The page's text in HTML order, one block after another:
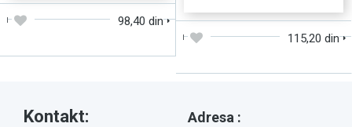
98,40 din
115,20 din
Kontakt: Adresa :